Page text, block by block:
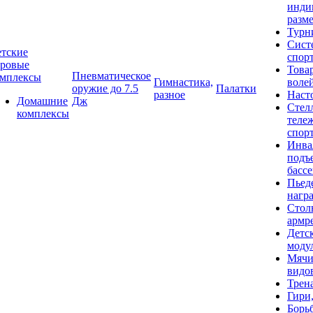
Домашние
комплексы
Пневматическое
оружие до 7.5
Дж
Гимнастика,
разное
Палатки